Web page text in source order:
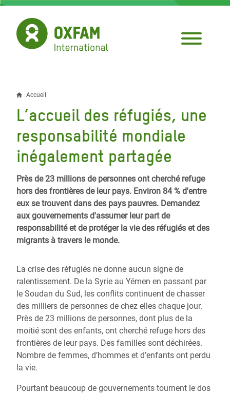
Aller
contenu
principal
Fil
d'Ariane
Accueil
L’accueil des réfugiés, une
responsabilité mondiale
inégalement partagée
Près de 23 millions de personnes ont cherché refuge
hors des frontières de leur pays. Environ 84 % d'entre
eux se trouvent dans des pays pauvres. Demandez
aux gouvernements d'assumer leur part de
responsabilité et de protéger la vie des réfugiés et des
migrants à travers le monde.
La crise des réfugiés ne donne aucun signe de
ralentissement. De la Syrie au Yémen en passant par
le Soudan du Sud, les conflits continuent de chasser
des milliers de personnes de chez elles chaque jour.
Près de 23 millions de personnes, dont plus de la
moitié sont des enfants, ont cherché refuge hors des
frontières de leur pays. Des familles sont déchirées.
Nombre de femmes, d’hommes et d’enfants ont perdu
la vie.
Pourtant beaucoup de gouvernements tournent le dos